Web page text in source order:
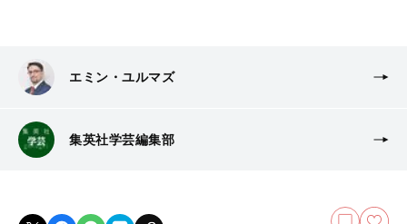
エミン・ユルマズ
集英社学芸編集部